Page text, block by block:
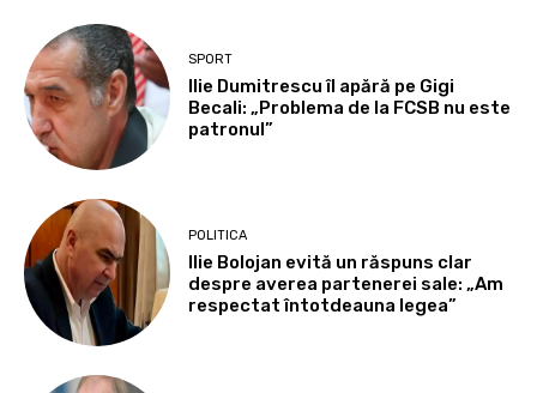
SPORT
Ilie Dumitrescu îl apără pe Gigi
Becali: „Problema de la FCSB nu este
patronul”
POLITICA
Ilie Bolojan evită un răspuns clar
despre averea partenerei sale: „Am
respectat întotdeauna legea”